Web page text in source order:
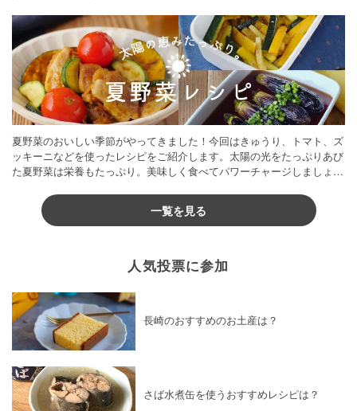
夏野菜のおいしい季節がやってきました！今回はきゅうり、トマト、ズ
ッキーニなどを使ったレシピをご紹介します。太陽の光をたっぷりあび
た夏野菜は栄養もたっぷり。美味しく食べてパワーチャージしましょう
一覧を見る
人気投票に参加
長崎のおすすめのお土産は？
さば水煮缶を使うおすすめレシピは？